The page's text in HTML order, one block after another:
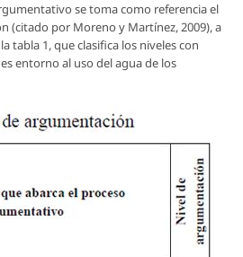
se toma como referencia el
(citado por Moreno y Martínez, 2009), a
tabla 1, que clasifica los niveles con
entorno al uso del agua de los